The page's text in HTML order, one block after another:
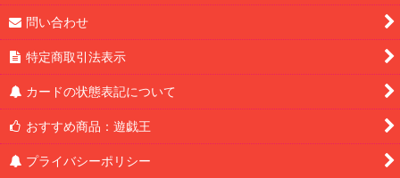
問い合わせ
特定商取引法表示
カードの状態表記について
おすすめ商品：遊戯王
プライバシーポリシー